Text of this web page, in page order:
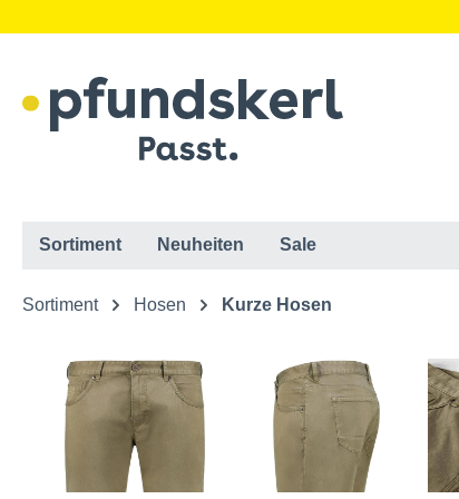
Sortiment Neuheiten Sale
Sortiment Hosen Kurze Hosen